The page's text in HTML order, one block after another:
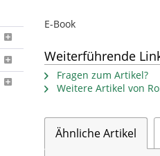
E-Book
Weiterführende
Fragen zum Artikel?
Weitere Artikel von
Ähnliche Artikel